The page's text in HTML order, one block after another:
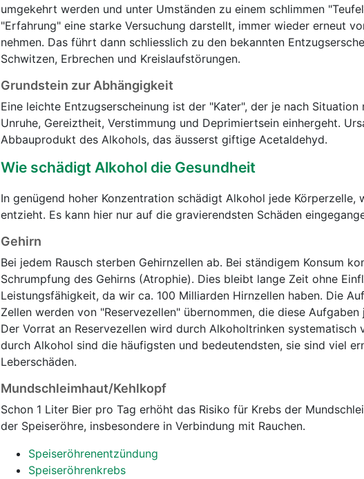
umgekehrt werden und unter Umständen zu einem schlimmen
"Erfahrung" eine starke Versuchung darstellt, immer wieder erneut
nehmen. Das führt dann schliesslich zu den bekannten
Schwitzen, Erbrechen und Kreislaufstörungen.
Grundstein zur Abhängigkeit
Eine leichte Entzugserscheinung ist der "Kater", der je nach Situation
Unruhe, Gereiztheit, Verstimmung und Deprimiertsein einhergeht.
Abbauprodukt des Alkohols, das äusserst giftige Acetaldehyd.
Wie schädigt Alkohol die Gesundheit
In genügend hoher Konzentration schädigt Alkohol jede Körperzelle,
entzieht. Es kann hier nur auf die gravierendsten Schäden
Gehirn
Bei jedem Rausch sterben Gehirnzellen ab. Bei ständigem Konsum
Schrumpfung des Gehirns (Atrophie). Dies bleibt lange Zeit ohne
Leistungsfähigkeit, da wir ca. 100 Milliarden Hirnzellen haben. Die
Zellen werden von "Reservezellen" übernommen, die diese
Der Vorrat an Reservezellen wird durch Alkoholtrinken systematisch
durch Alkohol sind die häufigsten und bedeutendsten, sie sind viel
Leberschäden.
Mundschleimhaut/Kehlkopf
Schon 1 Liter Bier pro Tag erhöht das Risiko für Krebs der
der Speiseröhre, insbesondere in Verbindung mit Rauchen.
Speiseröhrenentzündung
Speiseröhrenkrebs